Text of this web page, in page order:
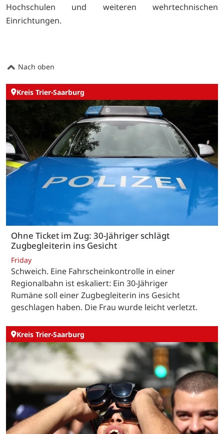
Hochschulen und weiteren wehrtechnischen
Einrichtungen.
Nach oben
Kreis Trier-Saarburg
Ohne Ticket im Zug: 30-Jähriger schlägt
Zugbegleiterin ins Gesicht
Friday
Schweich. Eine Fahrscheinkontrolle in einer
Regionalbahn ist eskaliert: Ein 30-Jähriger
Rumäne soll einer Zugbegleiterin ins Gesicht
geschlagen haben. Die Frau wurde leicht verletzt.
Kreis Trier-Saarburg